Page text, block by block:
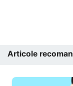
Articole